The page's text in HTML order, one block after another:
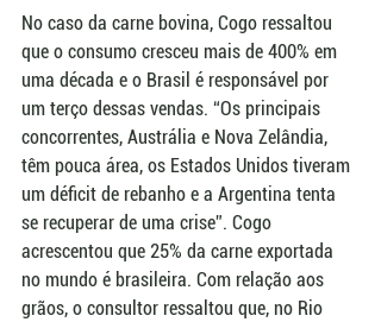
No caso da carne bovina, Cogo ressaltou
que o consumo cresceu mais de 400% em
uma década e o Brasil é responsável por
um terço dessas vendas. “Os principais
concorrentes, Austrália e Nova Zelândia,
têm pouca área, os Estados Unidos tiveram
um déficit de rebanho e a Argentina tenta
se recuperar de uma crise”. Cogo
acrescentou que 25% da carne exportada
no mundo é brasileira. Com relação aos
grãos, o consultor ressaltou que, no Rio